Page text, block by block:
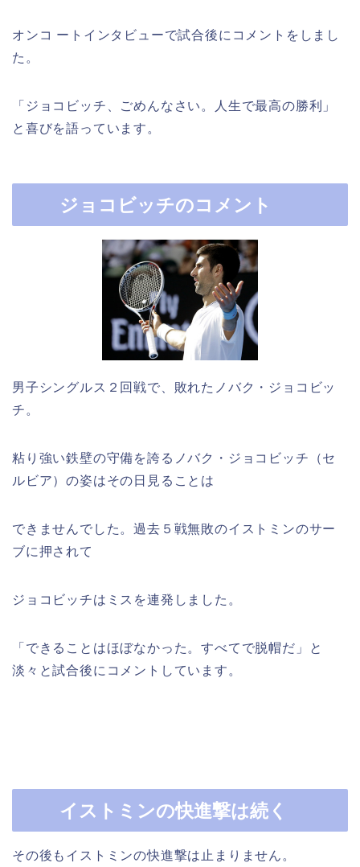
オンコ ートインタビューで試合後にコメントをしまし
た。
「ジョコビッチ、ごめんなさい。人生で最高の勝利」
と喜びを語っています。
ジョコビッチのコメント
男子シングルス２回戦で、敗れたノバク・ジョコビッ
チ。
粘り強い鉄壁の守備を誇るノバク・ジョコビッチ（セ
ルビア）の姿はその日見ることは
できませんでした。過去５戦無敗のイストミンのサー
ブに押されて
ジョコビッチはミスを連発しました。
「できることはほぼなかった。すべてで脱帽だ」と
淡々と試合後にコメントしています。
イストミンの快進撃は続く
その後もイストミンの快進撃は止まりません。